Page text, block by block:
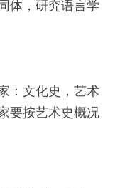
体，研究语言学
：文化史，艺术
要按艺术史概况